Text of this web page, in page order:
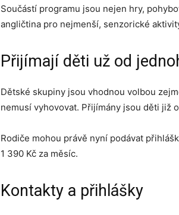
Součástí programu jsou nejen hry,
angličtina pro nejmenší, senzorické
Přijímají děti už od
Dětské skupiny jsou vhodnou volbou
nemusí vyhovovat. Přijímány jsou děti již
Rodiče mohou právě nyní podávat
1 390 Kč za měsíc.
Kontakty a přihlášky